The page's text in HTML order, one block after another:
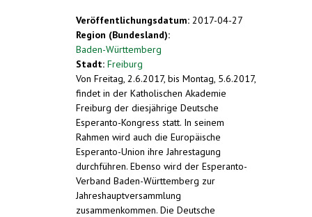
Veröffentlichungsdatum: 2017-04-27
Region (Bundesland):
Baden-Württemberg
Stadt: Freiburg
Von Freitag, 2.6.2017, bis Montag, 5.6.2017,
findet in der Katholischen Akademie
Freiburg der diesjährige Deutsche
Esperanto-Kongress statt. In seinem
Rahmen wird auch die Europäische
Esperanto-Union ihre Jahrestagung
durchführen. Ebenso wird der Esperanto-
Verband Baden-Württemberg zur
Jahreshauptversammlung
zusammenkommen. Die Deutsche